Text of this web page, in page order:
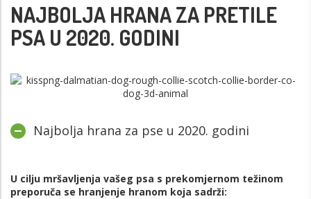
NAJBOLJA HRANA ZA PRETILE
PSA U 2020. GODINI
Najbolja hrana za pse u 2020. godini
U cilju mršavljenja vašeg psa s prekomjernom težinom
preporuča se hranjenje hranom koja sadrži: